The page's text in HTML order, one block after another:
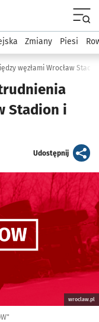
Komunikacja
Zmiany Piesi
węzłami Wrocław
Stadion i
Udostępnijartykuł
wroclaw.pl